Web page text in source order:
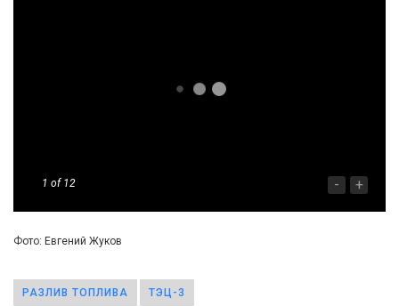
1 of 12 - +
Фото: Евгений Жуков
РАЗЛИВ ТОПЛИВА ТЭЦ-3